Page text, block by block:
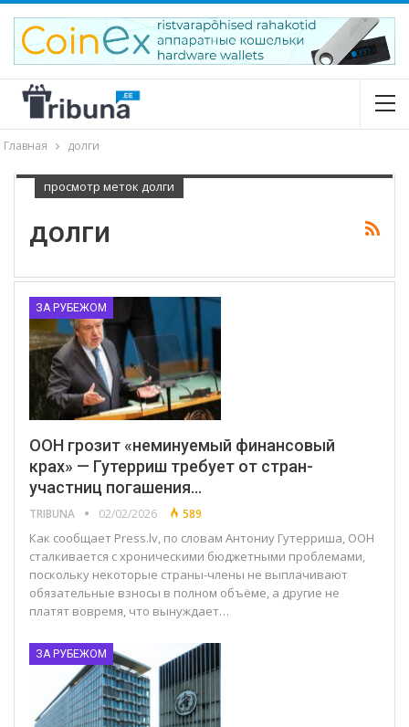
Главная долги
просмотр меток долги
долги
ЗА РУБЕЖОМ
ООН грозит «неминуемый финансовый
крах» — Гутерриш требует от стран-
участниц погашения…
TRIBUNA 02/02/2026 589
Как сообщает Press.lv, по словам Антониу Гутерриша, ООН
сталкивается с хроническими бюджетными проблемами,
поскольку некоторые страны-члены не выплачивают
обязательные взносы в полном объёме, а другие не
платят вовремя, что вынуждает…
ЗА РУБЕЖОМ